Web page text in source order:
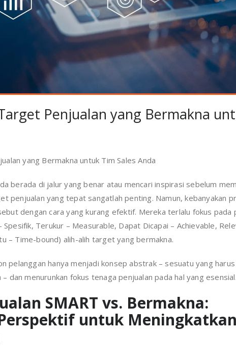
Penjualan yang Bermakna
yang Bermakna untuk Tim Sales Anda
berada di jalur yang benar atau mencari inspirasi sebelum
penjualan yang tepat sangatlah penting. Namun, kebanyakan
dengan cara yang kurang efektif. Mereka terlalu fokus pada
Terukur – Measurable, Dapat Dicapai – Achievable,
– Time-bound) alih-alih target yang bermakna.
pelanggan hanya menjadi konsep abstrak – sesuatu yang
dan menurunkan fokus tenaga penjualan pada hal yang esensial.
SMART vs. Bermakna:
untuk Meningkatkan